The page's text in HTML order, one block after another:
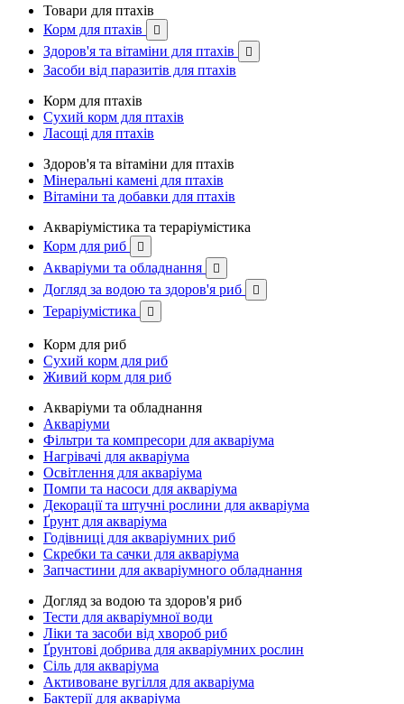
Товари для птахів
Корм для птахів

Здоров'я та вітаміни для птахів 
Засоби від паразитів для птахів
Корм для птахів
Сухий корм для птахів
Ласощі для птахів
Здоров'я та вітаміни для птахів
Мінеральні камені для птахів
Вітаміни та добавки для птахів
Акваріумістика та тераріумістика
Корм для риб

Акваріуми та обладнання 
Догляд за водою та здоров'я риб 
Тераріумістика 
Корм для риб
Сухий корм для риб
Живий корм для риб
Акваріуми та обладнання
Акваріуми
Фільтри та компресори для акваріума
Нагрівачі для акваріума
Освітлення для акваріума
Помпи та насоси для акваріума
Декорації та штучні рослини для акваріума
Ґрунт для акваріума
Годівниці для акваріумних риб
Скребки та сачки для акваріума
Запчастини для акваріумного обладнання
Догляд за водою та здоров'я риб
Тести для акваріумної води
Ліки та засоби від хвороб риб
Ґрунтові добрива для акваріумних рослин
Сіль для акваріума
Активоване вугілля для акваріума
Бактерії для акваріума